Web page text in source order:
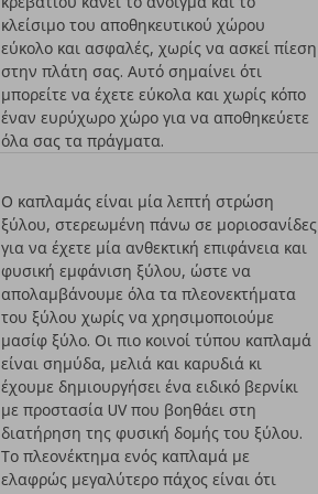
κλείσιμο του αποθηκευτικού χώρου
εύκολο και ασφαλές, χωρίς να ασκεί πίεση
στην πλάτη σας. Αυτό σημαίνει ότι
μπορείτε να έχετε εύκολα και χωρίς κόπο
έναν ευρύχωρο χώρο για να αποθηκεύετε
όλα σας τα πράγματα.
Ο καπλαμάς είναι μία λεπτή στρώση
ξύλου, στερεωμένη πάνω σε μοριοσανίδες
για να έχετε μία ανθεκτική επιφάνεια και
φυσική εμφάνιση ξύλου, ώστε να
απολαμβάνουμε όλα τα πλεονεκτήματα
του ξύλου χωρίς να χρησιμοποιούμε
μασίφ ξύλο. Οι πιο κοινοί τύπου καπλαμά
είναι σημύδα, μελιά και καρυδιά κι
έχουμε δημιουργήσει ένα ειδικό βερνίκι
με προστασία UV που βοηθάει στη
διατήρηση της φυσική δομής του ξύλου.
Το πλεονέκτημα ενός καπλαμά με
ελαφρώς μεγαλύτερο πάχος είναι ότι